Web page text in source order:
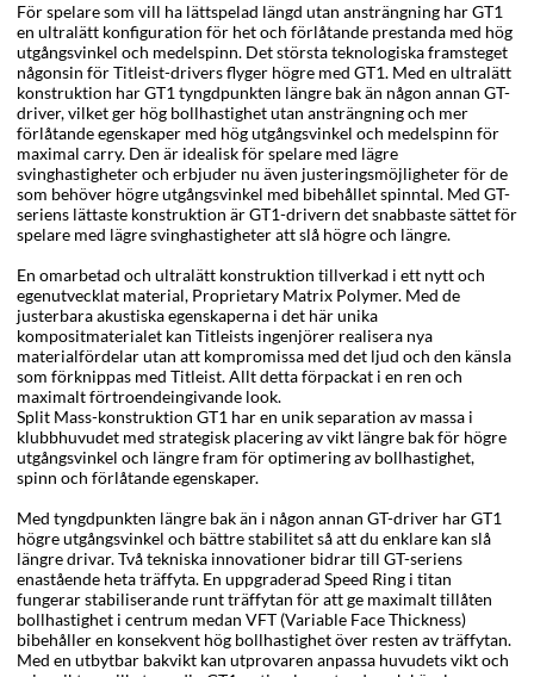
För spelare som vill ha lättspelad längd utan ansträngning har GT1
en ultralätt konfiguration för het och förlåtande prestanda med hög
utgångsvinkel och medelspinn. Det största teknologiska framsteget
någonsin för Titleist-drivers flyger högre med GT1. Med en ultralätt
konstruktion har GT1 tyngdpunkten längre bak än någon annan GT-
driver, vilket ger hög bollhastighet utan ansträngning och mer
förlåtande egenskaper med hög utgångsvinkel och medelspinn för
maximal carry. Den är idealisk för spelare med lägre
svinghastigheter och erbjuder nu även justeringsmöjligheter för de
som behöver högre utgångsvinkel med bibehållet spinntal. Med GT-
seriens lättaste konstruktion är GT1-drivern det snabbaste sättet för
spelare med lägre svinghastigheter att slå högre och längre.
En omarbetad och ultralätt konstruktion tillverkad i ett nytt och
egenutvecklat material, Proprietary Matrix Polymer. Med de
justerbara akustiska egenskaperna i det här unika
kompositmaterialet kan Titleists ingenjörer realisera nya
materialfördelar utan att kompromissa med det ljud och den känsla
som förknippas med Titleist. Allt detta förpackat i en ren och
maximalt förtroendeingivande look.
Split Mass-konstruktion GT1 har en unik separation av massa i
klubbhuvudet med strategisk placering av vikt längre bak för högre
utgångsvinkel och längre fram för optimering av bollhastighet,
spinn och förlåtande egenskaper.
Med tyngdpunkten längre bak än i någon annan GT-driver har GT1
högre utgångsvinkel och bättre stabilitet så att du enklare kan slå
längre drivar. Två tekniska innovationer bidrar till GT-seriens
enastående heta träffyta. En uppgraderad Speed Ring i titan
fungerar stabiliserande runt träffytan för att ge maximalt tillåten
bollhastighet i centrum medan VFT (Variable Face Thickness)
bibehåller en konsekvent hög bollhastighet över resten av träffytan.
Med en utbytbar bakvikt kan utprovaren anpassa huvudets vikt och